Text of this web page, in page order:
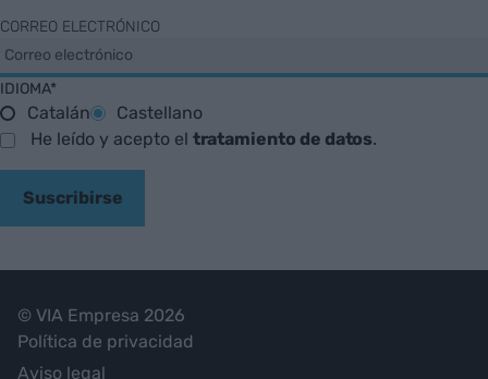
CORREO ELECTRÓNICO
IDIOMA*
Catalán
Castellano
He leído y acepto el tratamiento de datos.
Suscribirse
© VIA Empresa 2026
Política de privacidad
Aviso legal